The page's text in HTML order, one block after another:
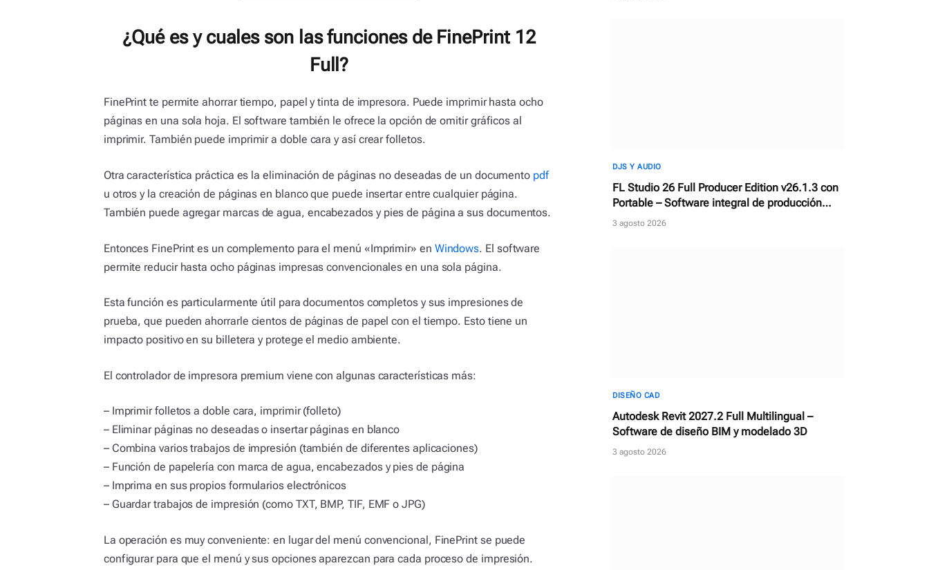
¿Qué es y cuales son las funciones de FinePrint 12
Full?
FinePrint te permite ahorrar tiempo, papel y tinta de impresora. Puede imprimir hasta ocho
páginas en una sola hoja. El software también le ofrece la opción de omitir gráficos al
imprimir. También puede imprimir a doble cara y así crear folletos.
Otra característica práctica es la eliminación de páginas no deseadas de un documento pdf
u otros y la creación de páginas en blanco que puede insertar entre cualquier página.
También puede agregar marcas de agua, encabezados y pies de página a sus documentos.
Entonces FinePrint es un complemento para el menú «Imprimir» en Windows. El software
permite reducir hasta ocho páginas impresas convencionales en una sola página.
Esta función es particularmente útil para documentos completos y sus impresiones de
prueba, que pueden ahorrarle cientos de páginas de papel con el tiempo. Esto tiene un
impacto positivo en su billetera y protege el medio ambiente.
El controlador de impresora premium viene con algunas características más:
– Imprimir folletos a doble cara, imprimir (folleto)
– Eliminar páginas no deseadas o insertar páginas en blanco
– Combina varios trabajos de impresión (también de diferentes aplicaciones)
– Función de papelería con marca de agua, encabezados y pies de página
– Imprima en sus propios formularios electrónicos
– Guardar trabajos de impresión (como TXT, BMP, TIF, EMF o JPG)
La operación es muy conveniente: en lugar del menú convencional, FinePrint se puede
configurar para que el menú y sus opciones aparezcan para cada proceso de impresión.
DJS Y AUDIO
FL Studio 26 Full Producer Edition v26.1.3 con
Portable – Software integral de producción
musical y estación de trabajo de audio digital
3 agosto 2026
DISEÑO CAD
Autodesk Revit 2027.2 Full Multilingual –
Software de diseño BIM y modelado 3D
3 agosto 2026